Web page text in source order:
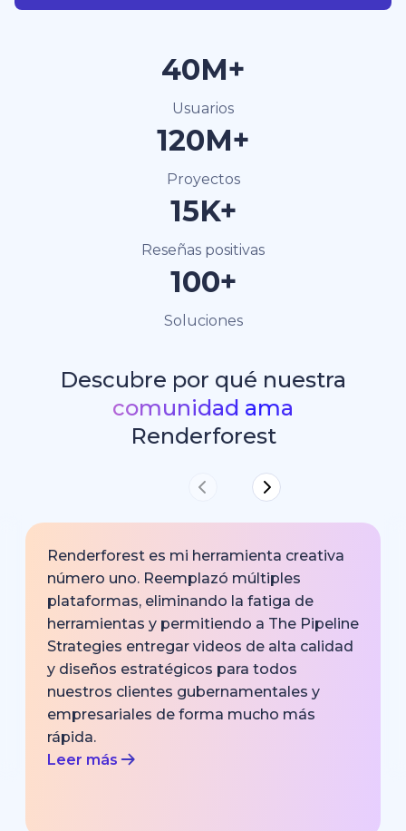
40M+
Usuarios
120M+
Proyectos
15K+
Reseñas positivas
100+
Soluciones
Descubre por qué nuestra
comunidad ama
Renderforest
Renderforest es mi herramienta creativa
número uno. Reemplazó múltiples
plataformas, eliminando la fatiga de
herramientas y permitiendo a The Pipeline
Strategies entregar videos de alta calidad
y diseños estratégicos para todos
nuestros clientes gubernamentales y
empresariales de forma mucho más
rápida.
Leer más